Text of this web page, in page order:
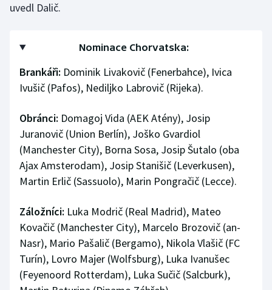
uvedl Dalič.
Nominace Chorvatska:
Brankáři: Dominik Livakovič (Fenerbahce), Ivica
Ivušič (Pafos), Nediljko Labrovič (Rijeka).
Obránci: Domagoj Vida (AEK Atény), Josip
Juranovič (Union Berlín), Joško Gvardiol
(Manchester City), Borna Sosa, Josip Šutalo (oba
Ajax Amsterodam), Josip Stanišič (Leverkusen),
Martin Erlič (Sassuolo), Marin Pongračič (Lecce).
Záložníci: Luka Modrič (Real Madrid), Mateo
Kovačič (Manchester City), Marcelo Brozovič (an-
Nasr), Mario Pašalič (Bergamo), Nikola Vlašič (FC
Turín), Lovro Majer (Wolfsburg), Luka Ivanušec
(Feyenoord Rotterdam), Luka Sučič (Salcburk),